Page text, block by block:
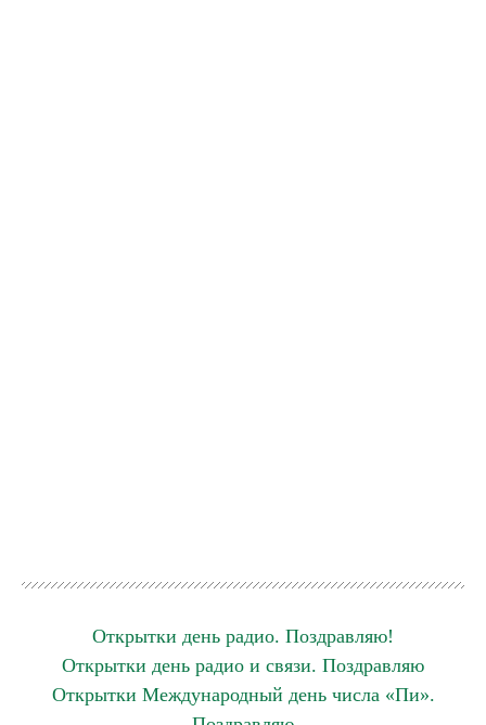
Открытки день радио. Поздравляю!
Открытки день радио и связи. Поздравляю
Открытки Международный день числа «Пи».